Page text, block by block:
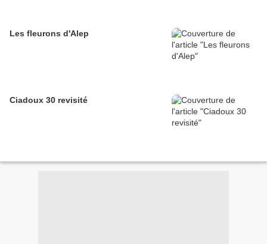
Les fleurons d'Alep
Ciadoux 30 revisité